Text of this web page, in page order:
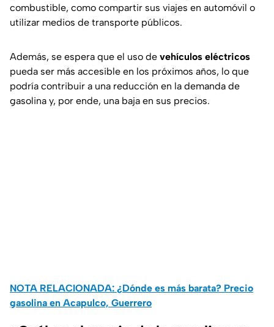
combustible, como compartir sus viajes en automóvil o
utilizar medios de transporte públicos.
Además, se espera que el uso de vehículos eléctricos
pueda ser más accesible en los próximos años, lo que
podría contribuir a una reducción en la demanda de
gasolina y, por ende, una baja en sus precios.
NOTA RELACIONADA: ¿Dónde es más barata? Precio
gasolina en Acapulco, Guerrero